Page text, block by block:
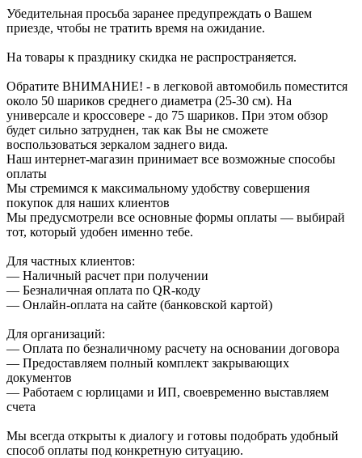
Убедительная просьба заранее предупреждать о Вашем
приезде, чтобы не тратить время на ожидание.
На товары к празднику скидка не распространяется.
Обратите ВНИМАНИЕ! - в легковой автомобиль поместится
около 50 шариков среднего диаметра (25-30 см). На
универсале и кроссовере - до 75 шариков. При этом обзор
будет сильно затруднен, так как Вы не сможете
воспользоваться зеркалом заднего вида.
Наш интернет-магазин принимает все возможные способы
оплаты
Мы стремимся к максимальному удобству совершения
покупок для наших клиентов
Мы предусмотрели все основные формы оплаты — выбирай
тот, который удобен именно тебе.
Для частных клиентов:
— Наличный расчет при получении
— Безналичная оплата по QR-коду
— Онлайн-оплата на сайте (банковской картой)
Для организаций:
— Оплата по безналичному расчету на основании договора
— Предоставляем полный комплект закрывающих
документов
— Работаем с юрлицами и ИП, своевременно выставляем
счета
Мы всегда открыты к диалогу и готовы подобрать удобный
способ оплаты под конкретную ситуацию.